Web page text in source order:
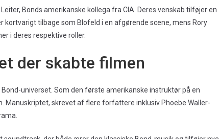
Bonds amerikanske kollega fra CIA. Deres venskab tilføjer en
kortvarigt tilbage som Blofeld i en afgørende scene, mens Rory
i deres respektive roller.
der skabte filmen
universet. Som den første amerikanske instruktør på en
Manuskriptet, skrevet af flere forfattere inklusiv Phoebe Waller-